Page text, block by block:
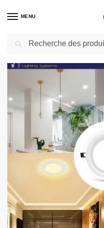
MENU
Accueil / Spot LED encastrable